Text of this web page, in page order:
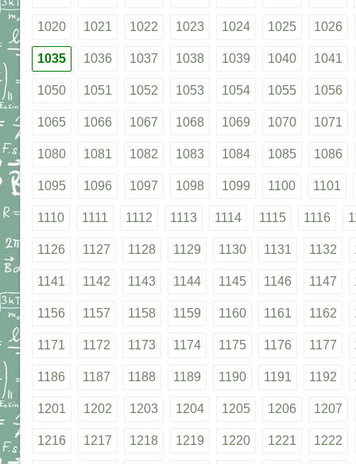
1020 1021 1022 1023 1024 1025 1026
1035 1036 1037 1038 1039 1040 1041
1050 1051 1052 1053 1054 1055 1056
1065 1066 1067 1068 1069 1070 1071
1080 1081 1082 1083 1084 1085 1086
1095 1096 1097 1098 1099 1100 1101
1110 1111 1112 1113 1114 1115 1116
1126 1127 1128 1129 1130 1131 1132
1141 1142 1143 1144 1145 1146 1147
1156 1157 1158 1159 1160 1161 1162
1171 1172 1173 1174 1175 1176 1177
1186 1187 1188 1189 1190 1191 1192
1201 1202 1203 1204 1205 1206 1207
1216 1217 1218 1219 1220 1221 1222